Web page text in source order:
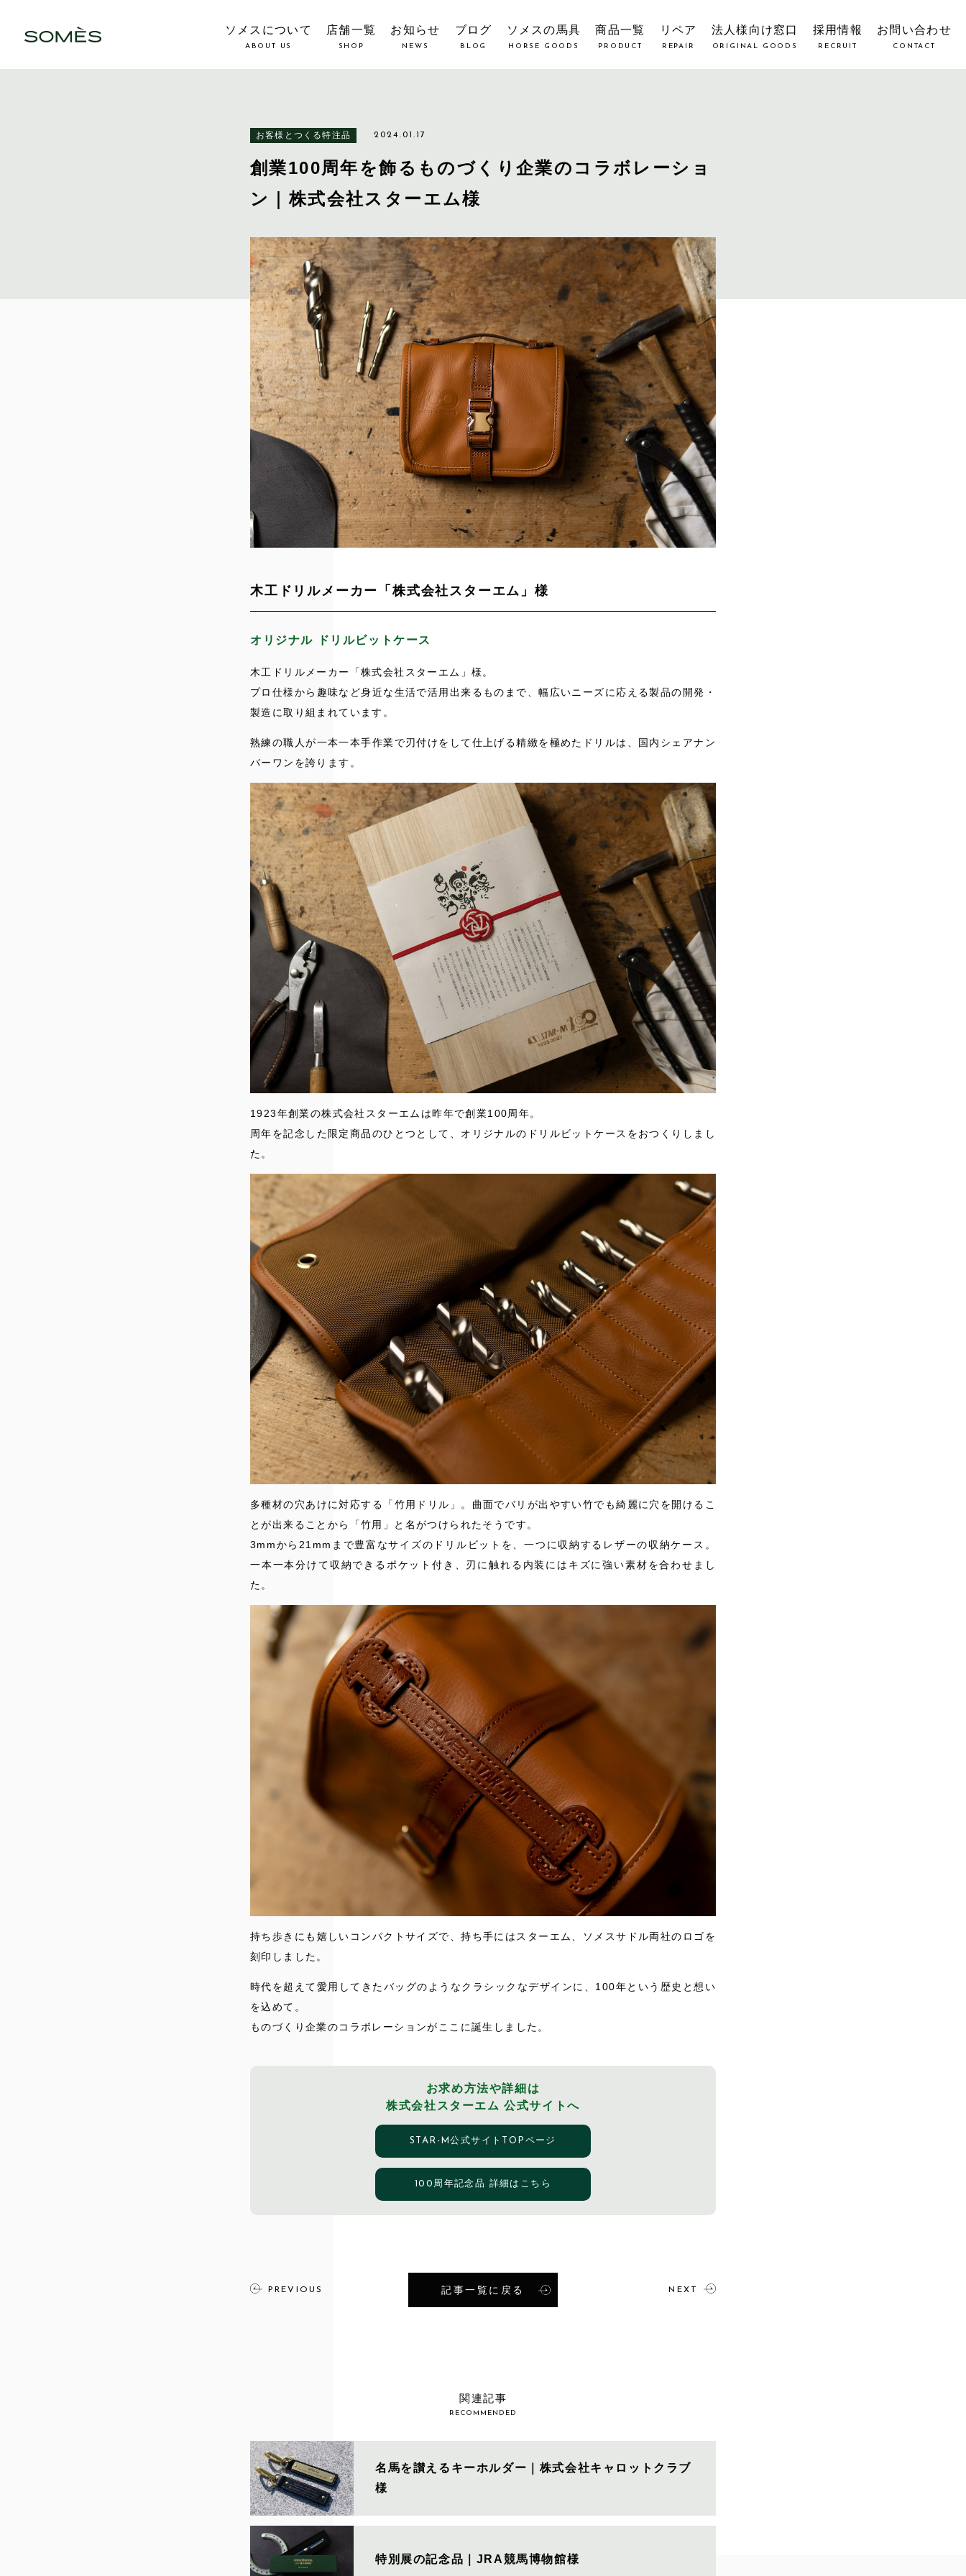
ソメスについて
ABOUT US
店舗一覧
SHOP
お知らせ
NEWS
ブログ
BLOG
ソメスの馬具
HORSE GOODS
商品一覧
PRODUCT
リペア
REPAIR
法人様向け窓口
ORIGINAL GOODS
採用情報
RECRUIT
お問い合わせ
CONTACT
お客様とつくる特注品 2024.01.17
創業100周年を飾るものづくり企業のコラボレーショ
ン｜株式会社スターエム様
木工ドリルメーカー「株式会社スターエム」様
オリジナル ドリルビットケース
木工ドリルメーカー「株式会社スターエム」様。
プロ仕様から趣味など身近な生活で活用出来るものまで、幅広いニーズに応える製品の開発・
製造に取り組まれています。
熟練の職人が一本一本手作業で刃付けをして仕上げる精緻を極めたドリルは、国内シェアナン
バーワンを誇ります。
1923年創業の株式会社スターエムは昨年で創業100周年。
周年を記念した限定商品のひとつとして、オリジナルのドリルビットケースをおつくりしまし
た。
多種材の穴あけに対応する「竹用ドリル」。曲面でバリが出やすい竹でも綺麗に穴を開けるこ
とが出来ることから「竹用」と名がつけられたそうです。
3mmから21mmまで豊富なサイズのドリルビットを、一つに収納するレザーの収納ケース。
一本一本分けて収納できるポケット付き、刃に触れる内装にはキズに強い素材を合わせまし
た。
持ち歩きにも嬉しいコンパクトサイズで、持ち手にはスターエム、ソメスサドル両社のロゴを
刻印しました。
時代を超えて愛用してきたバッグのようなクラシックなデザインに、100年という歴史と想い
を込めて。
ものづくり企業のコラボレーションがここに誕生しました。
お求め方法や詳細は
株式会社スターエム 公式サイトへ
STAR-M公式サイトTOPページ
100周年記念品 詳細はこちら
PREVIOUS 記事一覧に戻る NEXT
関連記事
RECOMMENDED
名馬を讃えるキーホルダー｜株式会社キャロットクラブ
様
特別展の記念品｜JRA競馬博物館様